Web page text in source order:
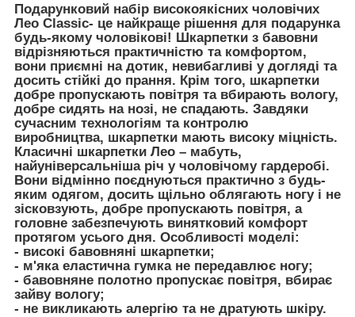
Подарунковий набір високоякісних чоловічих
Лео Classic- це найкраще рішення для подарунка
будь-якому чоловікові! Шкарпетки з бавовни
відрізняються практичністю та комфортом,
вони приємні на дотик, невибагливі у догляді та
досить стійкі до прання. Крім того, шкарпетки
добре пропускають повітря та вбирають вологу,
добре сидять на нозі, не спадають. Завдяки
сучасним технологіям та контролю
виробництва, шкарпетки мають високу міцність.
Класичні шкарпетки Лео – мабуть,
найуніверсальніша річ у чоловічому гардеробі.
Вони відмінно поєднуються практично з будь-
яким одягом, досить щільно облягають ногу і не
зісковзують, добре пропускають повітря, а
головне забезпечують винятковий комфорт
протягом усього дня. Особливості моделі:
- високі бавовняні шкарпетки;
- м'яка еластична гумка не передавлює ногу;
- бавовняне полотно пропускає повітря, вбирає
зайву вологу;
- не викликають алергію та не дратують шкіру.